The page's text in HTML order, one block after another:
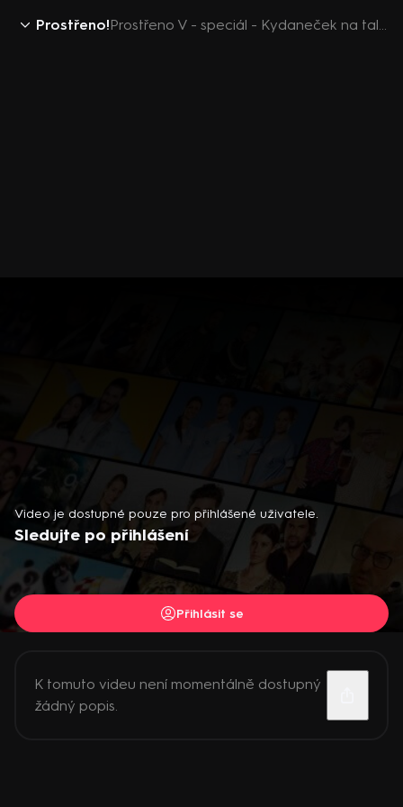
Prostřeno! Prostřeno V - speciál - Kydaneček na talíři (8.týden)
Video je dostupné pouze pro přihlášené uživatele.
Sledujte po přihlášení
Přihlásit se
K tomuto videu není momentálně dostupný
žádný popis.